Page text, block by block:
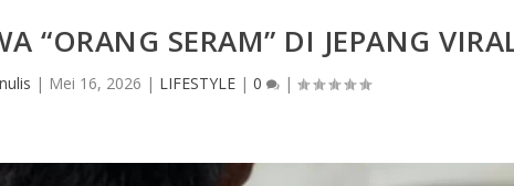
“ORANG SERAM” DI JEPANG
| Mei 16, 2026 | LIFESTYLE| 0 |